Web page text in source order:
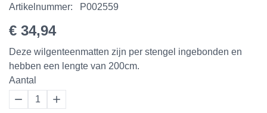
Artikelnummer:
P002559
€ 34,94
Deze wilgenteenmatten zijn per stengel ingebonden en
hebben een lengte van 200cm.
Aantal
1